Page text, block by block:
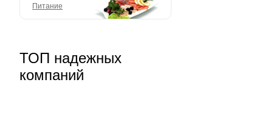
Питание
ТОП надежных
компаний